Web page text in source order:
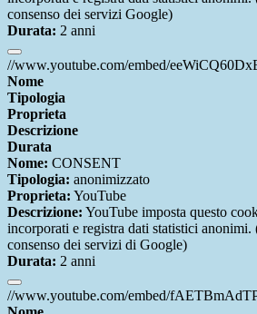
consenso dei servizi Google)
Durata: 2 anni
//www.youtube.com/embed/
Nome
Tipologia
Proprieta
Descrizione
Durata
Nome: CONSENT
Tipologia: anonimizzato
Proprieta: YouTube
Descrizione: YouTube imposta questo
incorporati e registra dati statistici
consenso dei servizi di Google)
Durata: 2 anni
//www.youtube.com/embed/